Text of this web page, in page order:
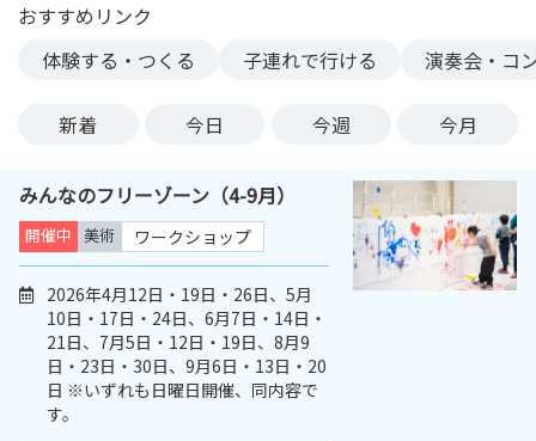
おすすめリンク
体験する・つくる
子連れで行ける 演奏会・コ
新着 今日 今週 今月
みんなのフリーゾーン（4-9月）
開催中 美術 ワークショップ
2026年4月12日・19日・26日、5月
10日・17日・24日、6月7日・14日・
21日、7月5日・12日・19日、8月9
日・23日・30日、9月6日・13日・20
日 ※いずれも日曜日開催、同内容で
す。